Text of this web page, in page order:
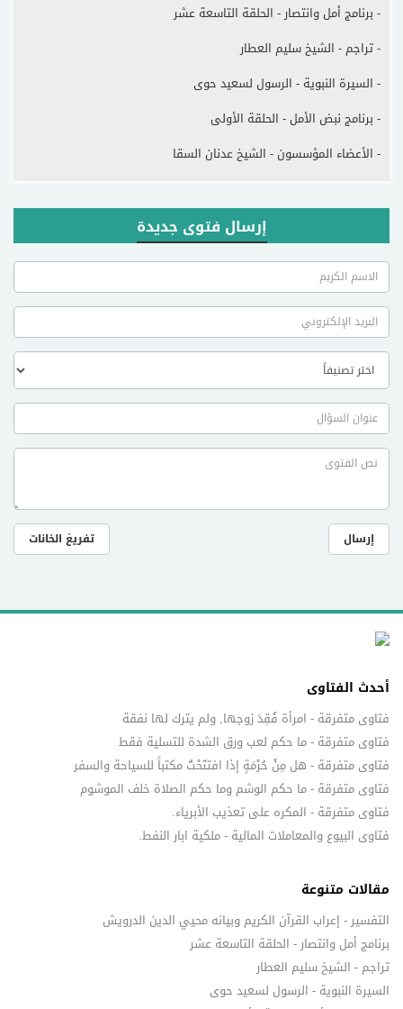
- برنامج أمل وانتصار - الحلقة التاسعة عشر
- تراجم - الشيخ سليم العطار
- السيرة النبوية - الرسول لسعيد حوى
- برنامج نبض الأمل - الحلقة الأولى
- الأعضاء المؤسسون - الشيخ عدنان السقا
إرسال فتوى جديدة
إرسال تفريغ الخانات
أحدث الفتاوى
فتاوى متفرقة - امرأة فُقِدَ زوجها, ولم يترك لها نفقة
فتاوى متفرقة - ما حكم لعب ورق الشدة للتسلية فقط
فتاوى متفرقة - هل مِنْ حُرْمَةٍ إذا افتتَحْتُ مكتباً للسياحة والسفر
فتاوى متفرقة - ما حكم الوشم وما حكم الصلاة خلف الموشوم
فتاوى متفرقة - المكره على تعذيب الأبرياء.
فتاوى البيوع والمعاملات المالية - ملكية ابار النفط.
مقالات متنوعة
التفسير - إعراب القرآن الكريم وبيانه محيي الدين الدرويش
برنامج أمل وانتصار - الحلقة التاسعة عشر
تراجم - الشيخ سليم العطار
السيرة النبوية - الرسول لسعيد حوى